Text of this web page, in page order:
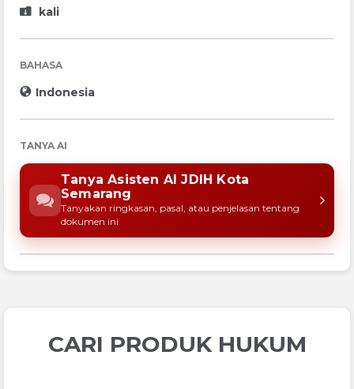
kali
BAHASA
Indonesia
TANYA AI
Tanya Asisten AI JDIH Kota
Semarang
Tanyakan ringkasan, pasal, atau penjelasan tentang
dokumen ini
CARI PRODUK HUKUM